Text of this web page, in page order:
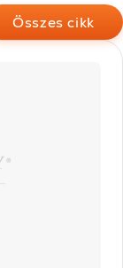
Összes cikk